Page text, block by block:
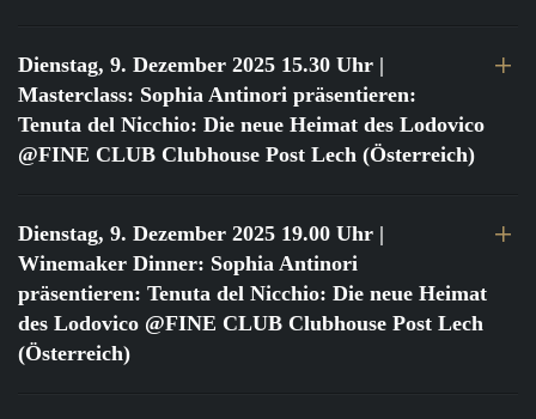
Dienstag, 9. Dezember 2025 15.30 Uhr |
Masterclass: Sophia Antinori präsentieren:
Tenuta del Nicchio: Die neue Heimat des Lodovico
@FINE CLUB Clubhouse Post Lech (Österreich)
Dienstag, 9. Dezember 2025 19.00 Uhr |
Winemaker Dinner: Sophia Antinori
präsentieren: Tenuta del Nicchio: Die neue Heimat
des Lodovico @FINE CLUB Clubhouse Post Lech
(Österreich)